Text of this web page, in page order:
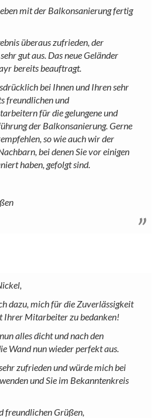
mit der Balkonsanierung fertig
überaus zufrieden, der
gut aus. Das neue Geländer
bereits beauftragt.
bei Ihnen und Ihren sehr
freundlichen und
für die gelungene und
der Balkonsanierung. Gerne
so wie auch wir der
bei denen Sie vor einigen
haben, gefolgt sind.
dazu, mich für die Zuverlässigkeit
Ihrer Mitarbeiter zu bedanken!
alles dicht und nach den
Wand nun wieder perfekt aus.
zufrieden und würde mich bei
und Sie im Bekanntenkreis
freundlichen Grüßen,